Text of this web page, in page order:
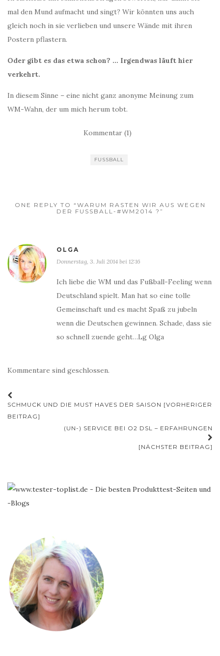
mal den Mund aufmacht und singt? Wir könnten uns auch
gleich noch in sie verlieben und unsere Wände mit ihren
Postern pflastern.
Oder gibt es das etwa schon? … Irgendwas läuft hier
verkehrt.
In diesem Sinne – eine nicht ganz anonyme Meinung zum
WM-Wahn, der um mich herum tobt.
Kommentar (1)
FUSSBALL
ONE REPLY TO “WARUM RASTEN WIR AUS WEGEN
DER FUSSBALL-#WM2014 ?”
OLGA
Donnerstag, 3. Juli 2014 bei 12:16
Ich liebe die WM und das Fußball-Feeling wenn
Deutschland spielt. Man hat so eine tolle
Gemeinschaft und es macht Spaß zu jubeln
wenn die Deutschen gewinnen. Schade, dass sie
so schnell zuende geht…Lg Olga
Kommentare sind geschlossen.
Beitrags-
Navigation
SCHMUCK UND DIE MUST HAVES DER SAISON [VORHERIGER
BEITRAG]
(UN-) SERVICE BEI O2 DSL – ERFAHRUNGEN
[NÄCHSTER BEITRAG]